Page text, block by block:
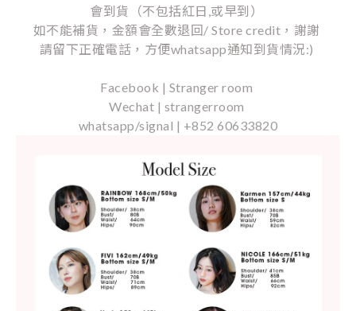
會到貨（不包括紅日,或早到）
如不能補貨，金額會全數退回/ Store credit，謝謝
請留下正確電話，方便whatsapp通知到貨情況:)
Facebook | Stranger room
Wechat | strangerroom
whatsapp/signal | +852 60633820